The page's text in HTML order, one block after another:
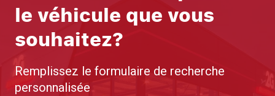
le véhicule que vous
souhaitez?
Remplissez le formulaire de recherche
personnalisée